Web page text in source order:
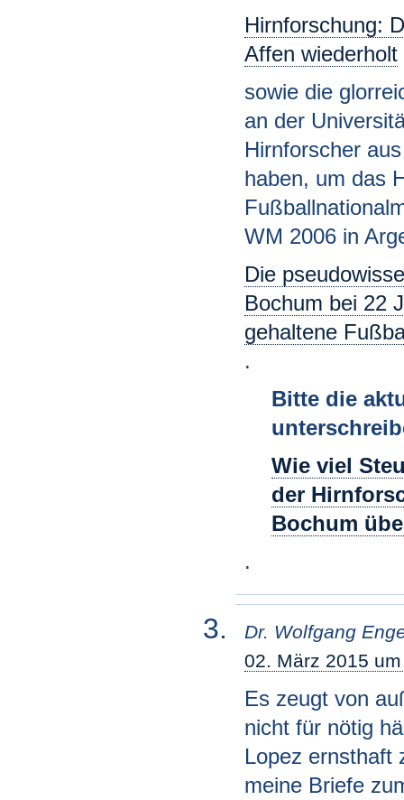
Hirnforschung:
Affen wiederholt
sowie die
an der
Hirnforscher
haben, um das
WM 2006 in
Die
Bochum bei 22
gehaltene
.
Bitte die
Wie viel
der
Bochum
.
Dr. Wolfgang
02. März 2015
Es zeugt von
nicht für nötig
Lopez ernsthaft
meine Briefe